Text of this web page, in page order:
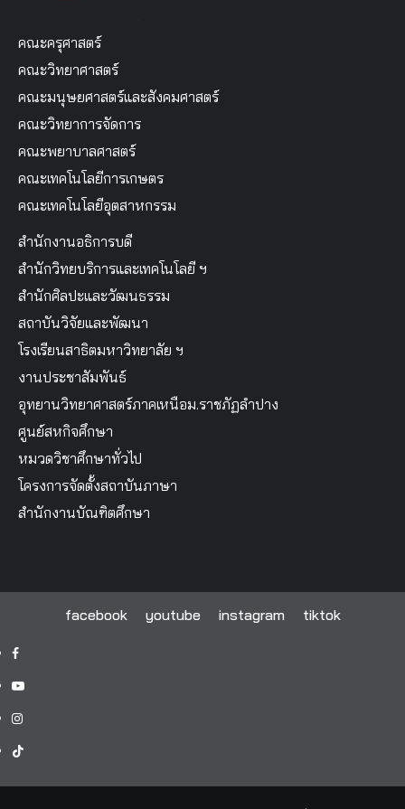
คณะครุศาสตร์
คณะวิทยาศาสตร์
คณะมนุษยศาสตร์และสังคมศาสตร์
คณะวิทยาการจัดการ
คณะพยาบาลศาสตร์
คณะเทคโนโลยีการเกษตร
คณะเทคโนโลยีอุตสาหกรรม
สำนักงานอธิการบดี
สำนักวิทยบริการและเทคโนโลยี ฯ
สำนักศิลปะและวัฒนธรรม
สถาบันวิจัยและพัฒนา
โรงเรียนสาธิตมหาวิทยาลัย ฯ
งานประชาสัมพันธ์
อุทยานวิทยาศาสตร์ภาคเหนือม.ราชภัฏลำปาง
ศูนย์สหกิจศึกษา
หมวดวิชาศึกษาทั่วไป
โครงการจัดตั้งสถาบันภาษา
สำนักงานบัณฑิตศึกษา
facebook youtube instagram tiktok
facebook
youtube
instagram
tiktok